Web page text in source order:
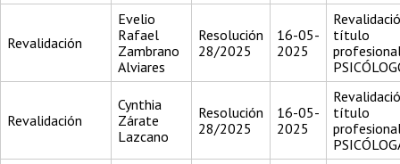
Revalidación
Evelio
Rafael
Zambrano
Alviares
Resolución
28/2025
16-05-
2025
título
Revalidación
Cynthia
Zárate
Lazcano
Resolución
28/2025
16-05-
2025
título